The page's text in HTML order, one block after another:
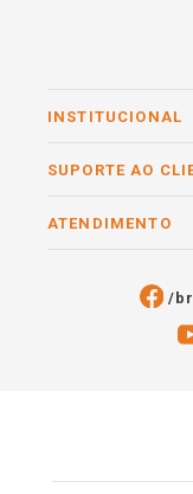
INSTITUCIONAL
SUPORTE AO
ATENDIMENTO
/